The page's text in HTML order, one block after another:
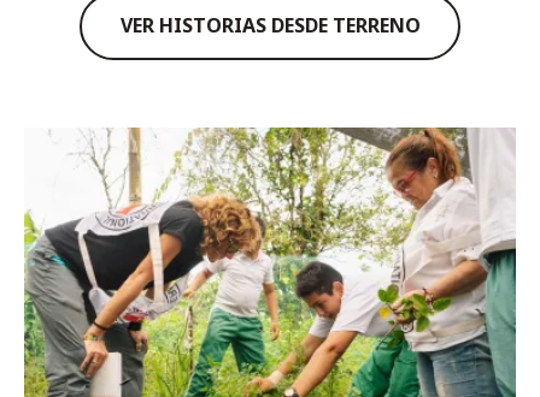
VER HISTORIAS DESDE TERRENO